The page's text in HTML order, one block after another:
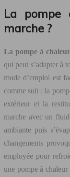
La pompe
marche ?
La pompe à
qui peut s’adapter à
mode d’emploi est
comme suit : la
extérieur et la
marche avec un
ambiante puis
changements
employée pour
une pompe à